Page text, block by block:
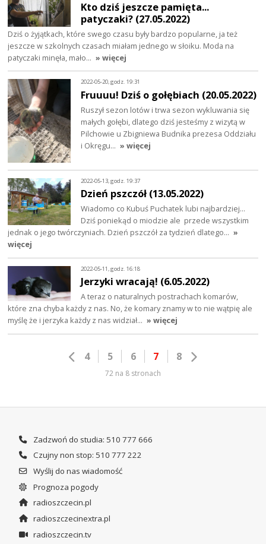
Kto dziś jeszcze pamięta...
patyczaki? (27.05.2022)
Dziś o żyjątkach, które swego czasu były bardzo popularne, ja też
jeszcze w szkolnych czasach miałam jednego w słoiku. Moda na
patyczaki minęła, mało… » więcej
2022-05-20, godz. 19:31
Fruuuu! Dziś o gołębiach (20.05.2022)
Ruszył sezon lotów i trwa sezon wykluwania się
małych gołębi, dlatego dziś jesteśmy z wizytą w
Pilchowie u Zbigniewa Budnika prezesa Oddziału
i Okręgu… » więcej
2022-05-13, godz. 19:37
Dzień pszczół (13.05.2022)
Wiadomo co Kubuś Puchatek lubi najbardziej...
Dziś poniekąd o miodzie ale przede wszystkim
jednak o jego twórczyniach. Dzień pszczół za tydzień dlatego… »
więcej
2022-05-11, godz. 16:18
Jerzyki wracają! (6.05.2022)
A teraz o naturalnych postrachach komarów,
które zna chyba każdy z nas. No, że komary znamy w to nie wątpię ale
myślę że i jerzyka każdy z nas widział… » więcej
4 5 6 7 8
72 na 8 stronach
Zadzwoń do studia: 510 777 666
Czujny non stop: 510 777 222
Wyślij do nas wiadomość
Prognoza pogody
radioszczecin.pl
radioszczecinextra.pl
radioszczecin.tv